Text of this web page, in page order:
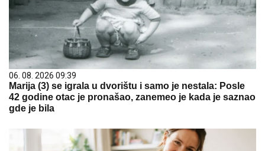
06. 08. 2026 09:39
Marija (3) se igrala u dvorištu i samo je nestala: Posle
42 godine otac je pronašao, zanemeo je kada je saznao
gde je bila